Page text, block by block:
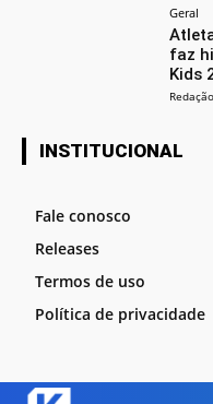
Geral
faz
Kids
INSTITUCIONAL
Fale conosco
Releases
Termos de uso
Política de privacidade